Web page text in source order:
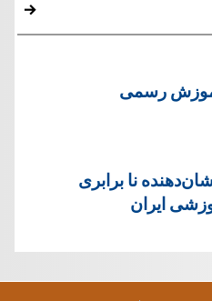
آموزش رسمی
نا برابری
ایران